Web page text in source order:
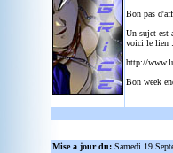
Bon pas
Un sujet est
voici le lien :
http://
Bon week
Mise a jour du: Samedi 19